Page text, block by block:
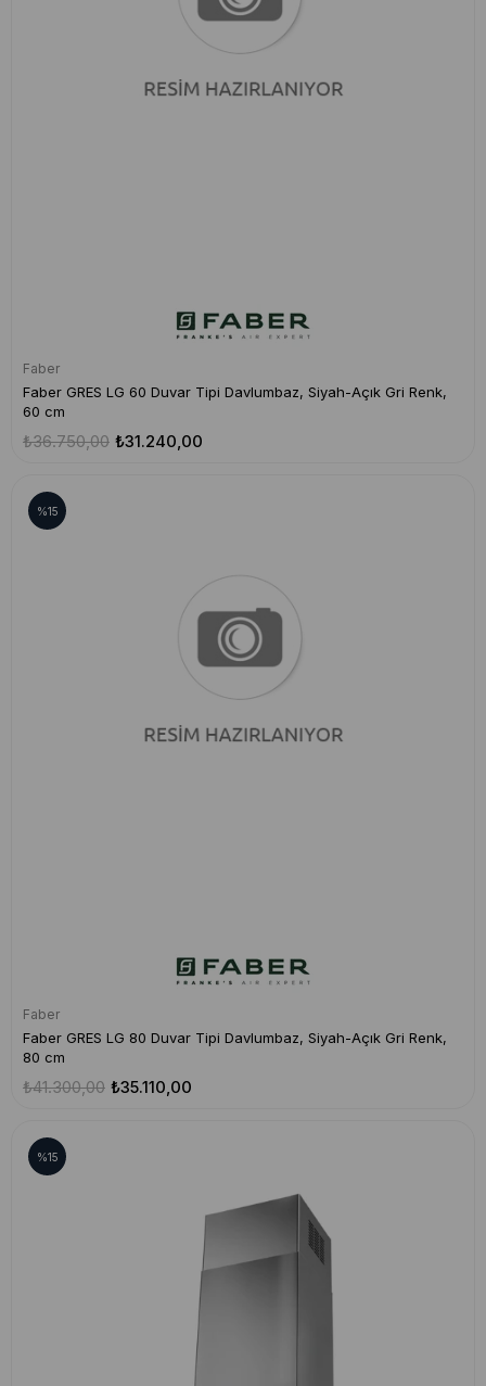
Faber
Faber GRES LG 60 Duvar Tipi Davlumbaz, Siyah-Açık Gri Renk,
60 cm
₺31.240,00
₺36.750,00
Faber
Faber GRES LG 80 Duvar Tipi Davlumbaz, Siyah-Açık Gri Renk,
80 cm
₺35.110,00
₺41.300,00
%15
%15